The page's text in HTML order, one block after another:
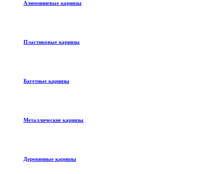
Алюминиевые карнизы
Пластиковые карнизы
Багетные карнизы
Металлические карнизы
Деревянные карнизы